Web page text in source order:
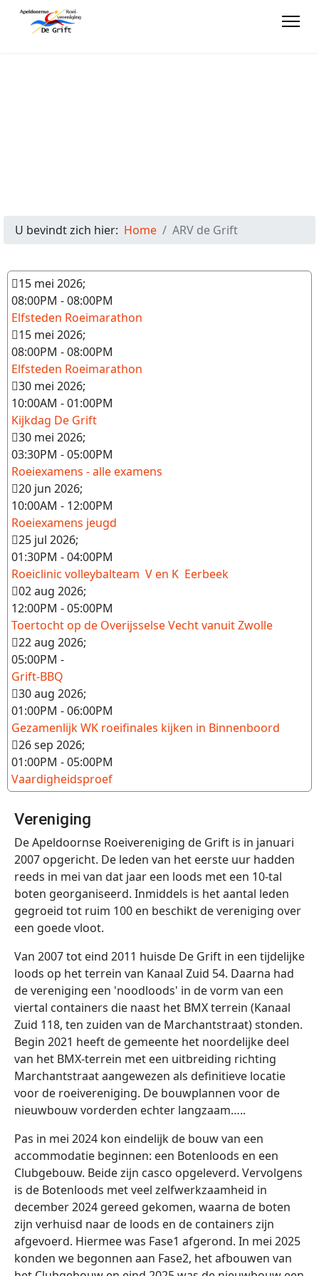
U bevindt zich hier: Home ARV de Grift
15 mei 2026;
08:00PM -08:00PM
Elfsteden Roeimarathon
15 mei 2026;
08:00PM -08:00PM
Elfsteden Roeimarathon
30 mei 2026;
10:00AM -01:00PM
Kijkdag De Grift
30 mei 2026;
03:30PM -05:00PM
Roeiexamens - alle examens
20 jun 2026;
10:00AM - 12:00PM
Roeiexamens jeugd
25 jul 2026;
01:30PM -04:00PM
Roeiclinic volleybalteam V en K Eerbeek
02 aug 2026;
12:00PM -05:00PM
Toertocht op de Overijsselse Vecht vanuit Zwolle
22 aug 2026;
05:00PM -
Grift-BBQ
30 aug 2026;
01:00PM -06:00PM
Gezamenlijk WK roeifinales kijken in Binnenboord
26 sep 2026;
01:00PM -05:00PM
Vaardigheidsproef
Vereniging
De Apeldoornse Roeivereniging de Grift is in januari
2007 opgericht. De leden van het eerste uur hadden
reeds in mei van dat jaar een loods met een 10-tal
boten georganiseerd. Inmiddels is het aantal leden
gegroeid tot ruim 100 en beschikt de vereniging over
een goede vloot.
Van 2007 tot eind 2011 huisde De Grift in een tijdelijke
loods op het terrein van Kanaal Zuid 54. Daarna had
de vereniging een 'noodloods' in de vorm van een
viertal containers die naast het BMX terrein (Kanaal
Zuid 118, ten zuiden van de Marchantstraat) stonden.
Begin 2021 heeft de gemeente het noordelijke deel
van het BMX-terrein met een uitbreiding richting
Marchantstraat aangewezen als definitieve locatie
voor de roeivereniging. De bouwplannen voor de
nieuwbouw vorderden echter langzaam…..
Pas in mei 2024 kon eindelijk de bouw van een
accommodatie beginnen: een Botenloods en een
Clubgebouw. Beide zijn casco opgeleverd. Vervolgens
is de Botenloods met veel zelfwerkzaamheid in
december 2024 gereed gekomen, waarna de boten
zijn verhuisd naar de loods en de containers zijn
afgevoerd. Hiermee was Fase1 afgerond. In mei 2025
konden we begonnen aan Fase2, het afbouwen van